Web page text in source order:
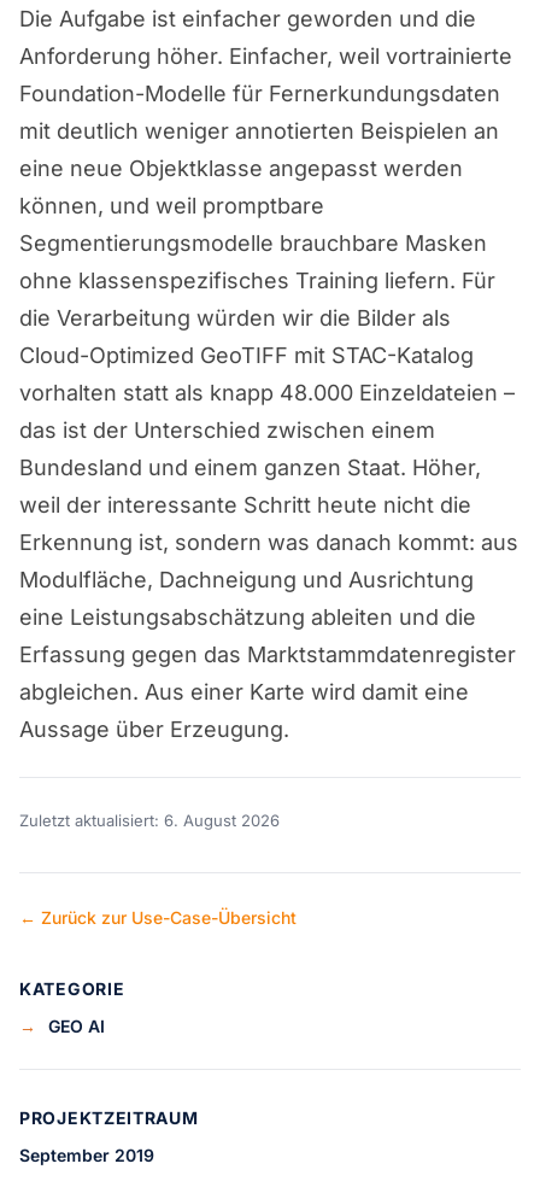
Die Aufgabe ist einfacher geworden und die
Anforderung höher. Einfacher, weil vortrainierte
Foundation-Modelle für Fernerkundungsdaten
mit deutlich weniger annotierten Beispielen an
eine neue Objektklasse angepasst werden
können, und weil promptbare
Segmentierungsmodelle brauchbare Masken
ohne klassenspezifisches Training liefern. Für
die Verarbeitung würden wir die Bilder als
Cloud-Optimized GeoTIFF mit STAC-Katalog
vorhalten statt als knapp 48.000 Einzeldateien –
das ist der Unterschied zwischen einem
Bundesland und einem ganzen Staat. Höher,
weil der interessante Schritt heute nicht die
Erkennung ist, sondern was danach kommt: aus
Modulfläche, Dachneigung und Ausrichtung
eine Leistungsabschätzung ableiten und die
Erfassung gegen das Marktstammdatenregister
abgleichen. Aus einer Karte wird damit eine
Aussage über Erzeugung.
Zuletzt aktualisiert: 6. August 2026
← Zurück zur Use-Case-Übersicht
KATEGORIE
→
GEO AI
PROJEKTZEITRAUM
September 2019